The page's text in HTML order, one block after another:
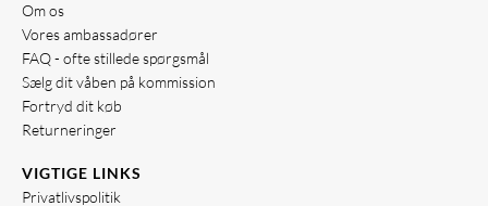
Om os
Vores ambassadører
FAQ - ofte stillede spørgsmål
Sælg dit våben på kommission
Fortryd dit køb
Returneringer
VIGTIGE LINKS
Privatlivspolitik